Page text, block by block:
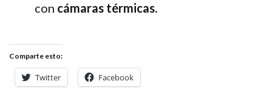
con cámaras térmicas.
Comparte esto:
Twitter Facebook